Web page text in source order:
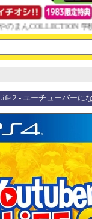
COLLECTION 学校で
2 - ユーチューバーに